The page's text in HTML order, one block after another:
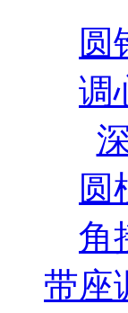
圆
调
圆
角
带座